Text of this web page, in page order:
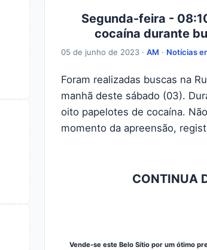
Segunda-feira -
cocaína durante
05 de junho de 2023 ·AM · Notícias
Foram realizadas buscas na
manhã deste sábado (03).
oito papelotes de cocaína.
momento da apreensão,
CONTINUA
Vende-se este Belo Sítio por um ótimo